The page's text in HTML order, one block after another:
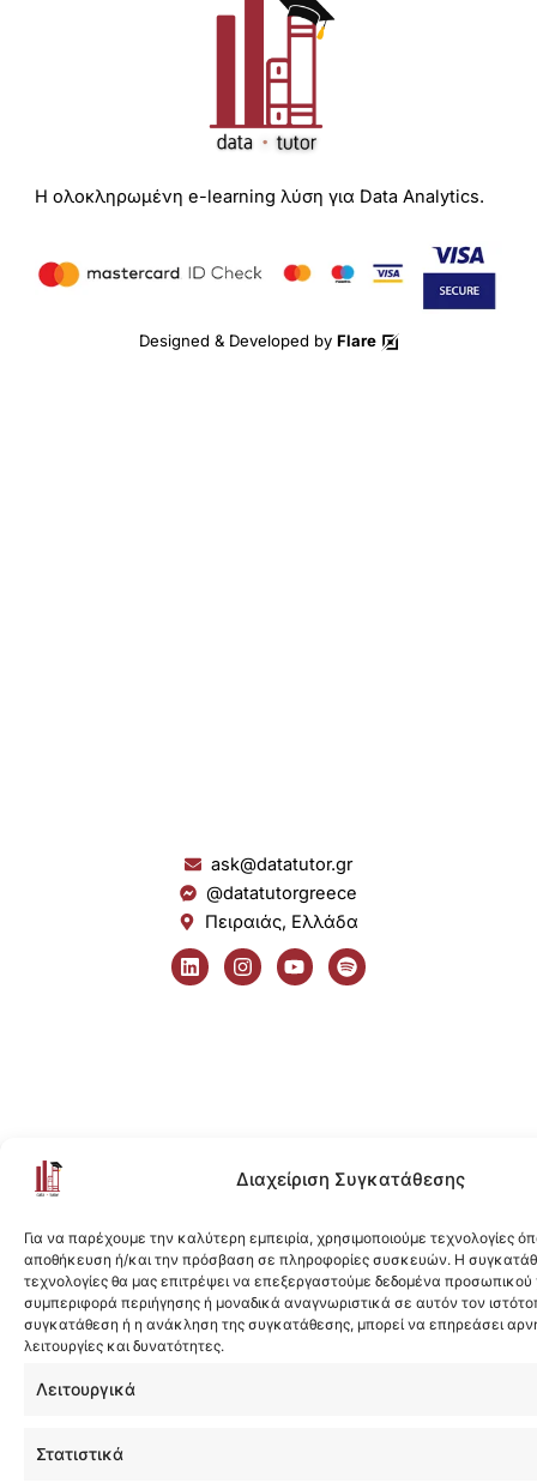
Διαχείριση Συγκατάθεσης
Για να παρέχουμε την καλύτερη εμπειρία, χρησιμοποιούμε τεχνολογίες
αποθήκευση ή/και την πρόσβαση σε πληροφορίες συσκευών. Η
τεχνολογίες θα μας επιτρέψει να επεξεργαστούμε δεδομένα
συμπεριφορά περιήγησης ή μοναδικά αναγνωριστικά σε αυτόν τον
συγκατάθεση ή η ανάκληση της συγκατάθεσης, μπορεί να επηρεάσει
λειτουργίες και δυνατότητες.
Λειτουργικά
Στατιστικά
Η ολοκληρωμένη e-learning λύση για Data Analytics.
Designed & Developed by Flare
ask@datatutor.gr
@datatutorgreece
Πειραιάς, Ελλάδα
L
i
n
I
n
s
Y
o
u
S
p
o